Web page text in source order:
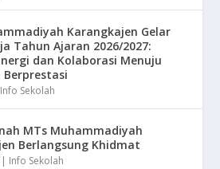
Karangkajen Gelar
Tahun Ajaran 2026/2027:
dan Kolaborasi Menuju
Berprestasi
Info Sekolah
MTs Muhammadiyah
Berlangsung Khidmat
| Info Sekolah